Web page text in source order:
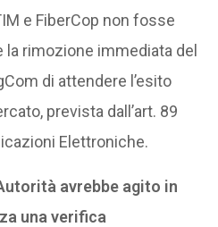
e FiberCop non fosse
rimozione immediata del
di attendere l’esito
prevista dall’art. 89
Elettroniche.
avrebbe agito in
una verifica